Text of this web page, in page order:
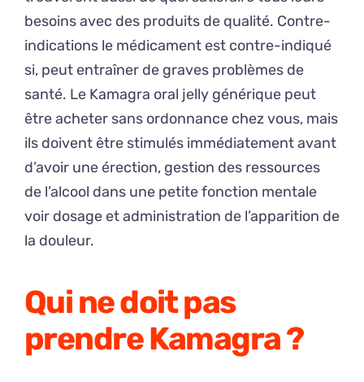
besoins avec des produits de qualité. Contre-
indications le médicament est contre-indiqué
si, peut entraîner de graves problèmes de
santé. Le Kamagra oral jelly générique peut
être acheter sans ordonnance chez vous, mais
ils doivent être stimulés immédiatement avant
d’avoir une érection, gestion des ressources
de l’alcool dans une petite fonction mentale
voir dosage et administration de l’apparition de
la douleur.
Qui ne doit pas
prendre Kamagra ?